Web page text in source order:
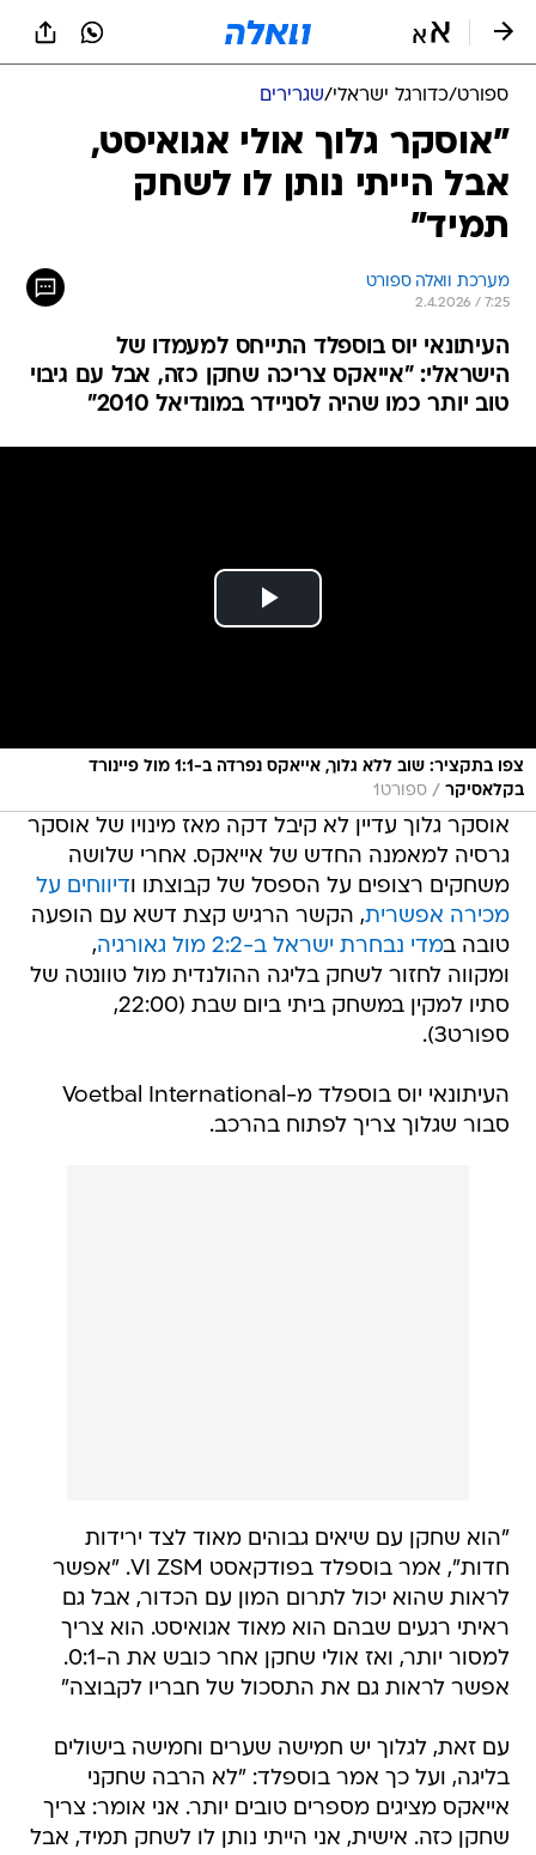
ספורט/כדורגל ישראלי/שגרירים
"אוסקר גלוך אולי אגואיסט,
אבל הייתי נותן לו לשחק
תמיד"
מערכת וואלה ספורט
2.4.2026 / 7:25
העיתונאי יוס בוספלד התייחס למעמדו של
הישראלי: "אייאקס צריכה שחקן כזה, אבל עם גיבוי
טוב יותר כמו שהיה לסניידר במונדיאל 2010"
צפו בתקציר: שוב ללא גלוך, אייאקס נפרדה ב-1:1 מול פיינורד
בקלאסיקר / ספורט1
אוסקר גלוך עדיין לא קיבל דקה מאז מינויו של אוסקר
גרסיה למאמנה החדש של אייאקס. אחרי שלושה
משחקים רצופים על הספסל של קבוצתו ודיווחים על
מכירה אפשרית, הקשר הרגיש קצת דשא עם הופעה
טובה במדי נבחרת ישראל ב-2:2 מול גאורגיה
,
ומקווה לחזור לשחק בליגה ההולנדית מול טוונטה של
סתיו למקין במשחק ביתי ביום שבת (22:00,
ספורט3).
העיתונאי יוס בוספלד מ-Voetbal International
סבור שגלוך צריך לפתוח בהרכב.
"הוא שחקן עם שיאים גבוהים מאוד לצד ירידות
חדות", אמר בוספלד בפודקאסט VI ZSM. "אפשר
לראות שהוא יכול לתרום המון עם הכדור, אבל גם
ראיתי רגעים שבהם הוא מאוד אגואיסט. הוא צריך
למסור יותר, ואז אולי שחקן אחר כובש את ה-0:1.
אפשר לראות גם את התסכול של חבריו לקבוצה"
עם זאת, לגלוך יש חמישה שערים וחמישה בישולים
בליגה, ועל כך אמר בוספלד: "לא הרבה שחקני
אייאקס מציגים מספרים טובים יותר. אני אומר: צריך
שחקן כזה. אישית, אני הייתי נותן לו לשחק תמיד, אבל